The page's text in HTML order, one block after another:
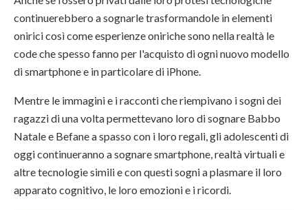
continuerebbero a sognarle trasformandole in elementi
onirici così come esperienze oniriche sono nella realtà le
code che spesso fanno per l'acquisto di ogni nuovo modello
di smartphone e in particolare di iPhone.
Mentre le immagini e i racconti che riempivano i sogni dei
ragazzi di una volta permettevano loro di sognare Babbo
Natale e Befane a spasso con i loro regali, gli adolescenti di
oggi continueranno a sognare smartphone, realtà virtuali e
altre tecnologie simili e con questi sogni a plasmare il loro
apparato cognitivo, le loro emozioni e i ricordi.